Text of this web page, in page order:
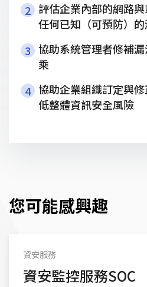
2 評估企業內部的網路
任何已知（可預防）
3 協助系統管理者修補
乘
4 協助企業組織訂定與
低整體資訊安全風險
您可能感興趣
資安服務
資安監控服務SOC